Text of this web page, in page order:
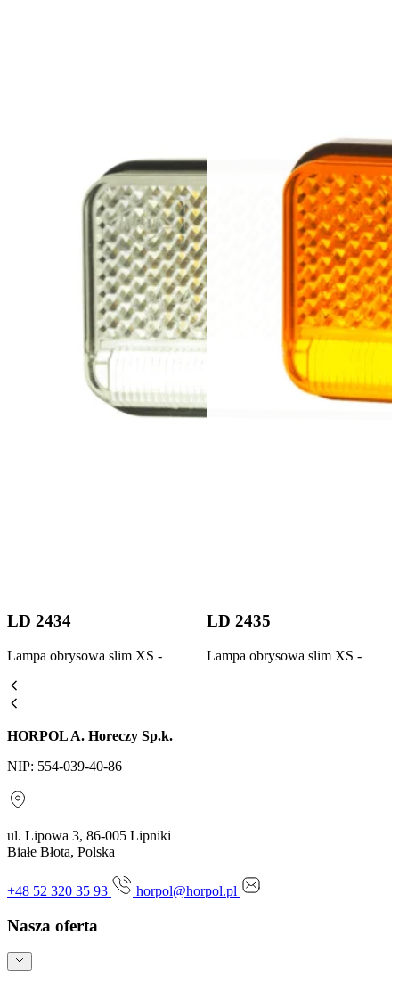
LD 2434
Lampa obrysowa slim XS -
LD 2435
Lampa obrysowa slim XS -
HORPOL A. Horeczy Sp.k.
NIP: 554-039-40-86
ul. Lipowa 3, 86-005 Lipniki
Białe Błota, Polska
+48 52 320 35 93 horpol@horpol.pl
Nasza oferta